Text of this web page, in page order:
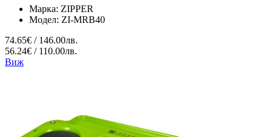
Марка: ZIPPER
Модел: ZI-MRB40
74.65€ / 146.00лв.
56.24€ / 110.00лв.
Виж